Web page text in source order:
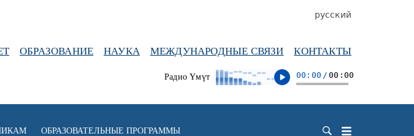
ОБРАЗОВАНИЕ НАУКА МЕЖДУНАРОДНЫЕ СВЯЗИ КОНТАКТЫ
Радио Үмүт 00:00 / 00:00
русский
ОБРАЗОВАТЕЛЬНЫЕ ПРОГРАММЫ